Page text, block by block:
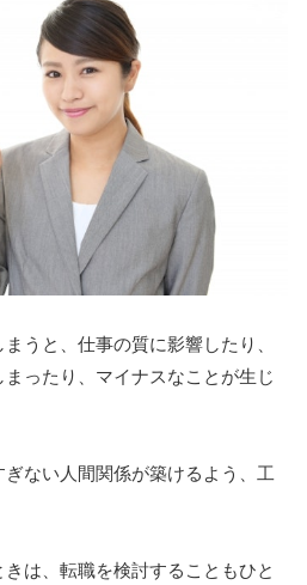
うと、仕事の質に影響したり、
ったり、マイナスなことが生じ
ない人間関係が築けるよう、工
は、転職を検討することもひと